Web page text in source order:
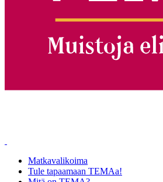
Matkavalikoima
Tule tapaamaan TEMAa!